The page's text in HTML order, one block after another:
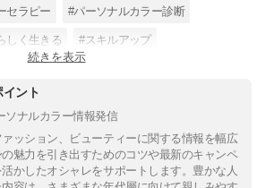
セラピー #パーソナルカラー診断
しく生きる #スキルアップ
続きを表示
ント
ソナルカラー情報発信
ッション、ビューティーに関する情報を幅広
魅力を引き出すためのコツや最新のキャンペ
かしたオシャレをサポートします。豊かな人